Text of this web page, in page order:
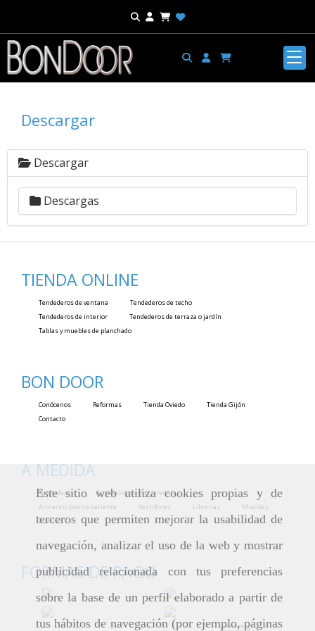
Este sitio web utiliza cookies propias y de
terceros que permiten mejorar la usabilidad de
navegación, analizar el uso de la web y mostrar
publicidad relacionada con tus preferencias
sobre la base de un perfil elaborado a partir de
tus hábitos de navegación (por ejemplo, páginas
Descargar
Descargar
Descargas
TIENDA ONLINE
Tendederos de ventana
Tendederos de techo
Tendederos de interior
Tendederos de terraza o jardín
Tablas y muebles de planchado
BON DOOR
Conócenos Reformas Tienda Oviedo
Tienda Gijón
Contacto
A MEDIDA
Tendederos
Armarios puerta corredera
Armarios puerta batiente
Vestidores Librerías
Muebles
Puertas
FORMAS DE PAGO